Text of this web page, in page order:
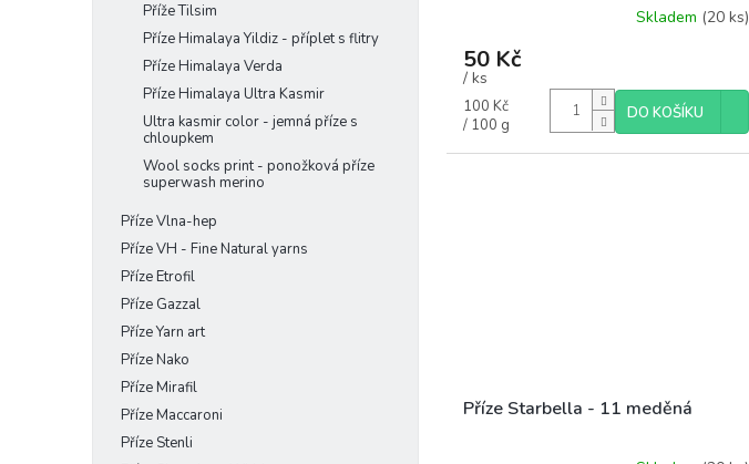
Příže Tilsim
Příze Himalaya Yildiz - příplet s flitry
Příze Himalaya Verda
Příze Himalaya Ultra Kasmir
Ultra kasmir color - jemná příze s
chloupkem
Wool socks print - ponožková příze
superwash merino
Příze Vlna-hep
Příze VH - Fine Natural yarns
Příze Etrofil
Příze Gazzal
Příze Yarn art
Příze Nako
Příze Mirafil
Příze Maccaroni
Příze Stenli
Skladem (20 ks)
50 Kč
/ ks
Měrná
cena:
100 Kč
/ 100 g
DO KOŠÍKU
Příze Starbella - 11 meděná